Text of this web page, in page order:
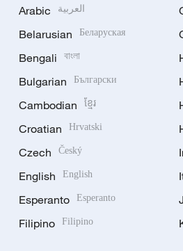
Arabic العربية
Belarusian Беларуская
Bengali বাংলা
Bulgarian Български
Cambodian ខ្មែរ
Croatian Hrvatski
Czech Český
English English
Esperanto Esperanto
Filipino Filipino